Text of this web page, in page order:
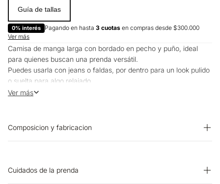
Guía de tallas
0% interés Pagando en hasta 3 cuotas en compras desde $300.000
Ver más
Camisa de manga larga con bordado en pecho y puño, ideal
para quienes buscan una prenda versátil.
Puedes usarla con jeans o faldas, por dentro para un look pulido
o suelta para algo relajado.
Perfecta para la oficina o planes casuales.
Ver más
Composicion y fabricacion
Cuidados de la prenda